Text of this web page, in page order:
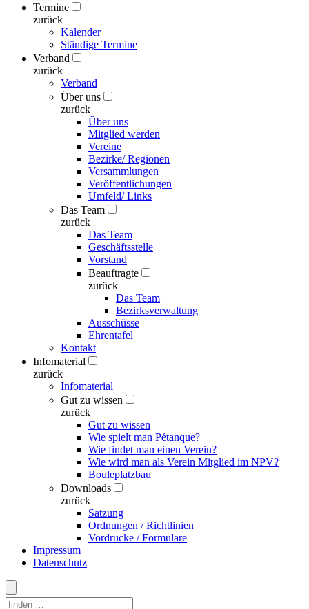
Termine
zurück
Kalender
Ständige Termine
Verband
zurück
Verband
Über uns
zurück
Über uns
Mitglied werden
Vereine
Bezirke/ Regionen
Versammlungen
Veröffentlichungen
Umfeld/ Links
Das Team
zurück
Das Team
Geschäftsstelle
Vorstand
Beauftragte
zurück
Das Team
Bezirksverwaltung
Ausschüsse
Ehrentafel
Kontakt
Infomaterial
zurück
Infomaterial
Gut zu wissen
zurück
Gut zu wissen
Wie spielt man Pétanque?
Wie findet man einen Verein?
Wie wird man als Verein Mitglied im NPV?
Bouleplatzbau
Downloads
zurück
Satzung
Ordnungen / Richtlinien
Vordrucke / Formulare
Impressum
Datenschutz